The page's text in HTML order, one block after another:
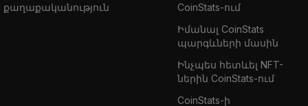
քաղաքականություն
CoinStats-ում
Իմանալ CoinStats
պարգևների մասին
Ինչպես հետևել NFT-
ներին CoinStats-ում
CoinStats-ի